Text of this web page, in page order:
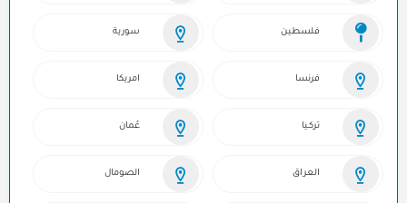
فلسطين سورية
فرنسا امريكا
تركـيا عُمان
العراق الصومال